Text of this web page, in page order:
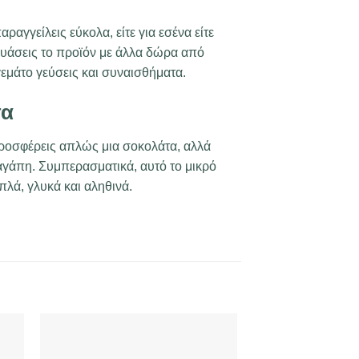
εύκολα, είτε για εσένα είτε
το προϊόν με άλλα δώρα από
γεύσεις και συναισθήματα.
απλώς μια σοκολάτα, αλλά
Συμπερασματικά, αυτό το μικρό
γλυκά και αληθινά.